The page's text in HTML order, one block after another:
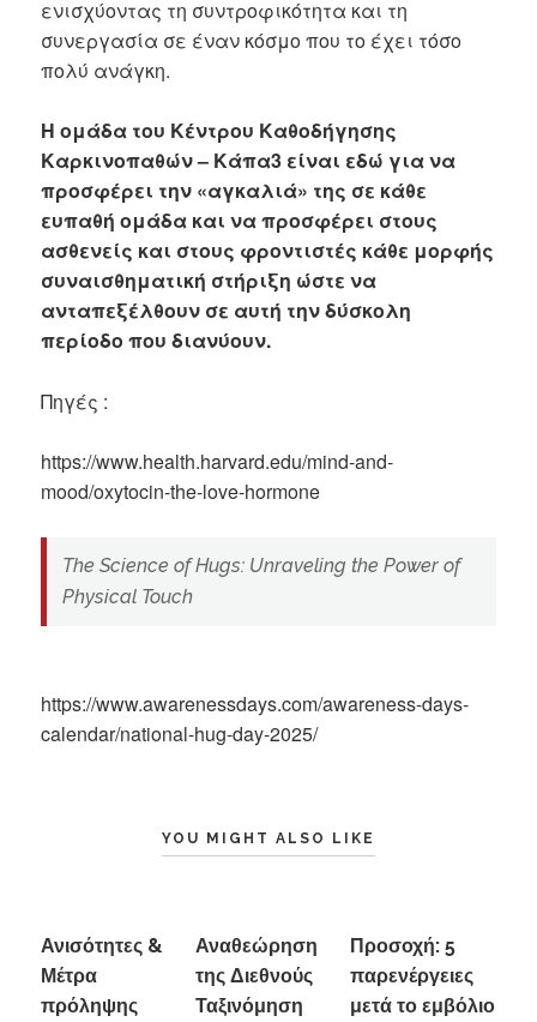
ενισχύοντας τη συντροφικότητα και τη
συνεργασία σε έναν κόσμο που το έχει τόσο
πολύ ανάγκη.
Η ομάδα του Κέντρου Καθοδήγησης
Καρκινοπαθών – Κάπα3 είναι εδώ για να
προσφέρει την «αγκαλιά» της σε κάθε
ευπαθή ομάδα και να προσφέρει στους
ασθενείς και στους φροντιστές κάθε μορφής
συναισθηματική στήριξη ώστε να
ανταπεξέλθουν σε αυτή την δύσκολη
περίοδο που διανύουν.
Πηγές :
https://www.health.harvard.edu/mind-and-
mood/oxytocin-the-love-hormone
The Science of Hugs: Unraveling the Power of
Physical Touch
https://www.awarenessdays.com/awareness-days-
calendar/national-hug-day-2025/
YOU MIGHT ALSO LIKE
Ανισότητες &
Μέτρα
πρόληψης
Αναθεώρηση
της Διεθνούς
Ταξινόμηση
Προσοχή: 5
παρενέργειες
μετά το εμβόλιο